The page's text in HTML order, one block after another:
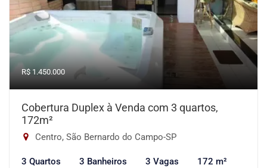
R$ 1.450.000
Cobertura Duplex à Venda com 3 quartos,
172m²
Centro, São Bernardo do Campo-SP
3 Quartos 3 Banheiros 3 Vagas 172 m²